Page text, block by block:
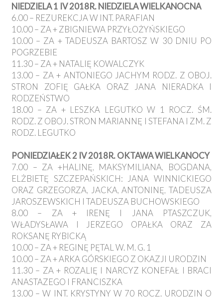
Galeria
Nowy
Staw
Kapituła
Kolegiacka
Polecane
strony
Ochrona
Małoletnich
NIEDZIELA 1 IV 2018R. NIEDZIELA WIELKANOCNA
6.00 – REZUREKCJA W INT. PARAFIAN
10.00 – ZA + ZBIGNIEWA PRZYŁOŻYŃSKIEGO
10.00 – ZA + TADEUSZA BARTOSZ W 30 DNIU PO
POGRZEBIE
11.30 – ZA + NATALIĘ KOWALCZYK
13.00 – ZA + ANTONIEGO JACHYM RODZ. Z OBOJ.
STRON ZOFIĘ GAŁKA ORAZ JANA NIERADKA I
RODZEŃSTWO
18.00 – ZA + LESZKA LEGUTKO W 1 ROCZ. ŚM.
RODZ. Z OBOJ. STRON MARIANNĘ I STEFANA I ZM. Z
RODZ. LEGUTKO
PONIEDZIAŁEK 2 IV 2018R. OKTAWA WIELKANOCY
7.00 – ZA +HALINĘ, MAKSYMILIANA, BOGDANA,
ELŻBIETĘ SZCZEPAŃSKICH: JANA WINNICKIEGO
ORAZ GRZEGORZA, JACKA, ANTONINĘ, TADEUSZA
JAROSZEWSKICH I TADEUSZA BUCHOWSKIEGO
8.00 – ZA + IRENĘ I JANA PTASZCZUK,
WŁADYSŁAWA I JERZEGO OPAŁKA ORAZ ZA
ROKSANĘ RYBICKĄ
10.00 – ZA + REGINĘ PĘTAL W. M. G. 1
10.00 – ZA + ARKA GÓRSKIEGO Z OKAZJI URODZIN
11.30 – ZA + ROZALIĘ I NARCYZ KONEFAŁ I BRACI
ANASTAZEGO I FRANCISZKA
13.00 – W INT. KRYSTYNY W 70 ROCZ. URODZIN O